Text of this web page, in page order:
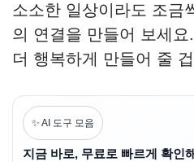
소소한 일상이라도 조금
의 연결을 만들어 보세
더 행복하게 만들어 줄
✨ AI 도구 모음
지금 바로, 무료로 빠르게 확인